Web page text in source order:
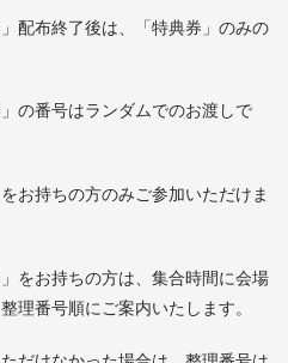
配布終了後は、「特典券」のみの
の番号はランダムでのお渡しで
お持ちの方のみご参加いただけま
をお持ちの方は、集合時間に会場
理番号順にご案内いたします。